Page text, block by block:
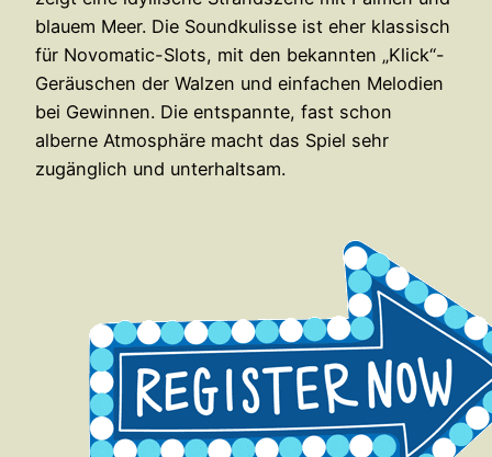
blauem Meer. Die Soundkulisse ist eher klassisch
für Novomatic-Slots, mit den bekannten „Klick“-
Geräuschen der Walzen und einfachen Melodien
bei Gewinnen. Die entspannte, fast schon
alberne Atmosphäre macht das Spiel sehr
zugänglich und unterhaltsam.